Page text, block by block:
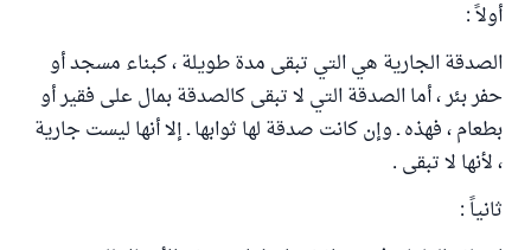
أولاً :
الصدقة الجارية هي التي تبقى مدة طويلة ، كبناء مسجد أو
حفر بئر ، أما الصدقة التي لا تبقى كالصدقة بمال على فقير أو
بطعام ، فهذه ـ وإن كانت صدقة لها ثوابها ـ إلا أنها ليست جارية
، لأنها لا تبقى .
ثانياً :